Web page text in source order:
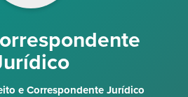
e Correspondente Jurídico